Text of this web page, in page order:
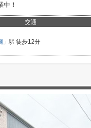
中！
交通
」駅 徒歩12分